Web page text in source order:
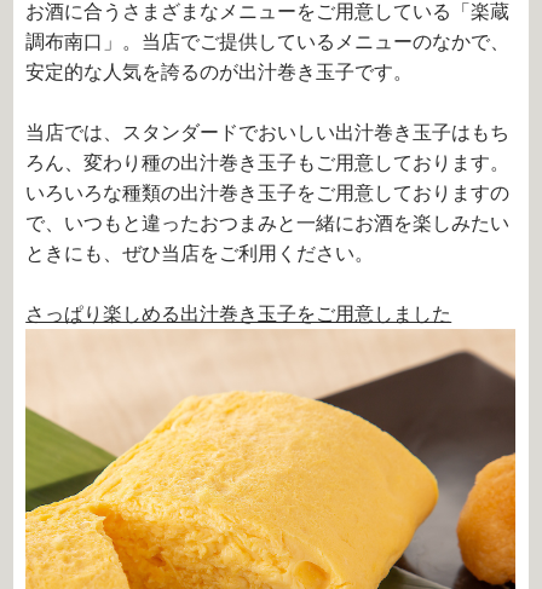
お酒に合うさまざまなメニューをご用意している「楽蔵
調布南口」。当店でご提供しているメニューのなかで、
安定的な人気を誇るのが出汁巻き玉子です。
当店では、スタンダードでおいしい出汁巻き玉子はもち
ろん、変わり種の出汁巻き玉子もご用意しております。
いろいろな種類の出汁巻き玉子をご用意しておりますの
で、いつもと違ったおつまみと一緒にお酒を楽しみたい
ときにも、ぜひ当店をご利用ください。
さっぱり楽しめる出汁巻き玉子をご用意しました